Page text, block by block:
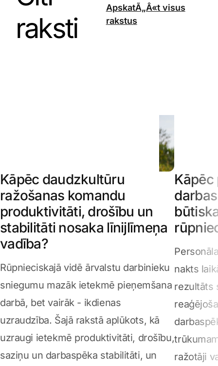
raksti
ApskatÃ„Â«t visus
rakstus
Kāpēc daudzkultūru
ražošanas komandu
produktivitāti, drošību un
stabilitāti nosaka līnijlīmeņa
vadība?
Rūpnieciskajā vidē ārvalstu darbinieku
sniegumu mazāk ietekmē pieņemšana
darbā, bet vairāk - ikdienas
uzraudzība. Šajā rakstā aplūkots, kā
uzraugi ietekmē produktivitāti, drošību,
saziņu un darbaspēka stabilitāti, un
nakts
rezultāts
ražotāji